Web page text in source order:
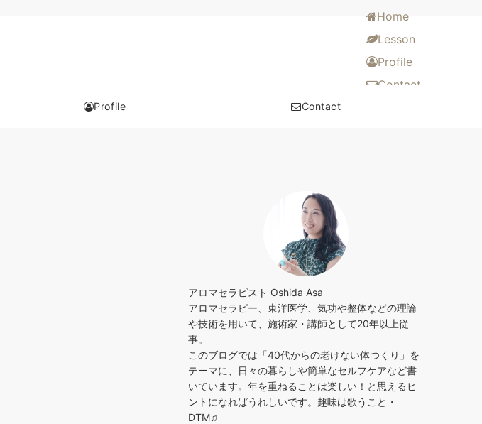
Home
Lesson
Profile
Contact
Profile Contact
アロマセラピスト Oshida Asa
アロマセラピー、東洋医学、気功や整体などの理論
や技術を用いて、施術家・講師として20年以上従
事。
このブログでは「40代からの老けない体つくり」を
テーマに、日々の暮らしや簡単なセルフケアなど書
いています。年を重ねることは楽しい！と思えるヒ
ントになればうれしいです。趣味は歌うこと・
DTM♫